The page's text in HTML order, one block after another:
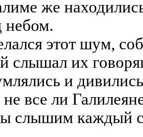
же
небом.
этот шум,
слышал их
и
все ли
слышим каждый